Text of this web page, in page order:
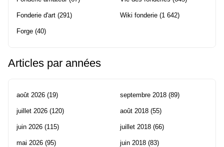
Fonderie d'art (291)
Forge (40)
Wiki fonderie (1 642)
Articles par années
août 2026 (19)
juillet 2026 (120)
juin 2026 (115)
mai 2026 (95)
septembre 2018 (89)
août 2018 (55)
juillet 2018 (66)
juin 2018 (83)